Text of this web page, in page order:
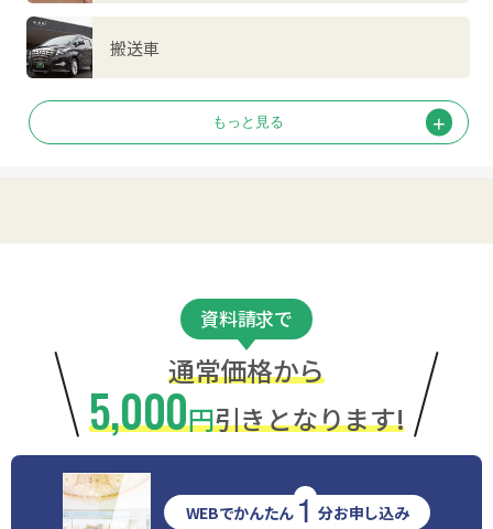
搬送車
資料請求で
通常価格から
5,000円引きとなります!
WEBでかんたん 1 分お申し込み